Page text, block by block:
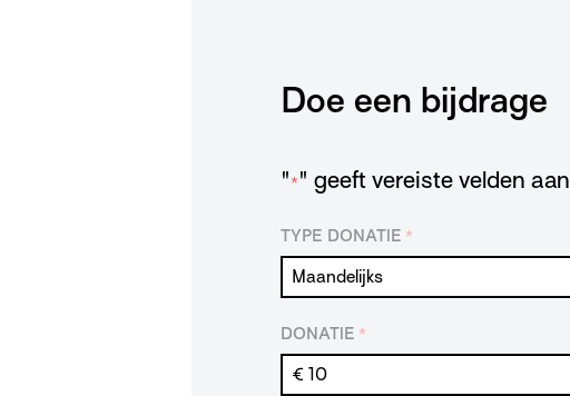
Doe een bijdrage
" * " geeft vereiste velden aan
TYPE DONATIE *
DONATIE *